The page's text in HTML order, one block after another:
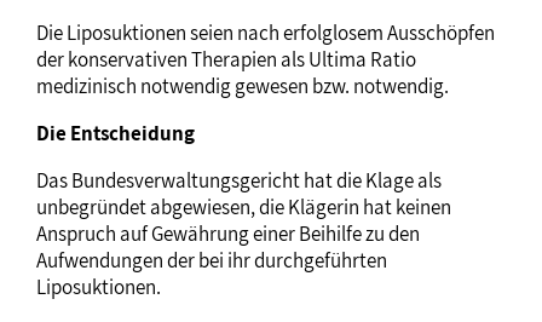
Die Liposuktionen seien nach erfolglosem Ausschöpfen
der konservativen Therapien als Ultima Ratio
medizinisch notwendig gewesen bzw. notwendig.
Die Entscheidung
Das Bundesverwaltungsgericht hat die Klage als
unbegründet abgewiesen, die Klägerin hat keinen
Anspruch auf Gewährung einer Beihilfe zu den
Aufwendungen der bei ihr durchgeführten
Liposuktionen.